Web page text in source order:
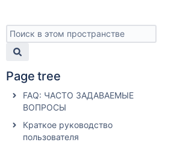
Page tree
FAQ: ЧАСТО ЗАДАВАЕМЫЕ
ВОПРОСЫ
Краткое руководство
пользователя